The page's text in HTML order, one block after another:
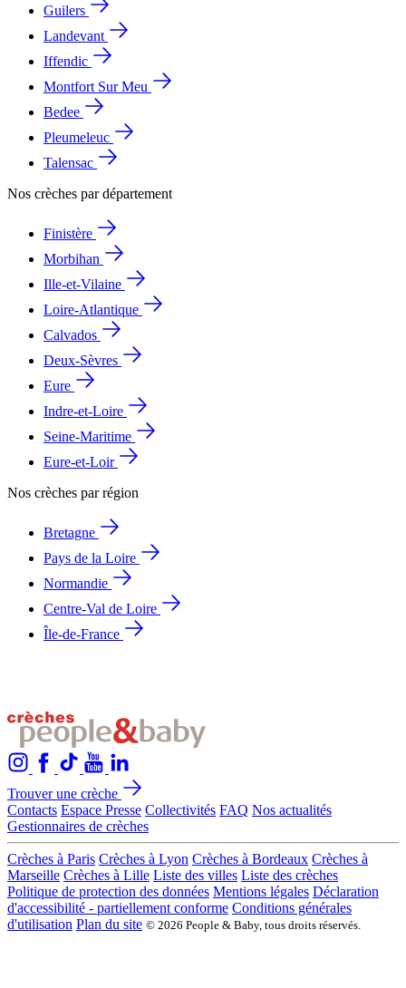
Guilers
Landevant
Iffendic
Montfort Sur Meu
Bedee
Pleumeleuc
Talensac
Nos crèches par département
Finistère
Morbihan
Ille-et-Vilaine
Loire-Atlantique
Calvados
Deux-Sèvres
Eure
Indre-et-Loire
Seine-Maritime
Eure-et-Loir
Nos crèches par région
Bretagne
Pays de la Loire
Normandie
Centre-Val de Loire
Île-de-France
Trouver une crèche
Contacts Espace Presse Collectivités FAQ Nos actualités
Gestionnaires de crèches
Crèches à Paris Crèches à Lyon Crèches à Bordeaux Crèches à
Marseille Crèches à Lille Liste des villes Liste des crèches
Politique de protection des données Mentions légales Déclaration
d'accessibilité - partiellement conforme Conditions générales
d'utilisation Plan du site © 2026 People & Baby, tous droits réservés.